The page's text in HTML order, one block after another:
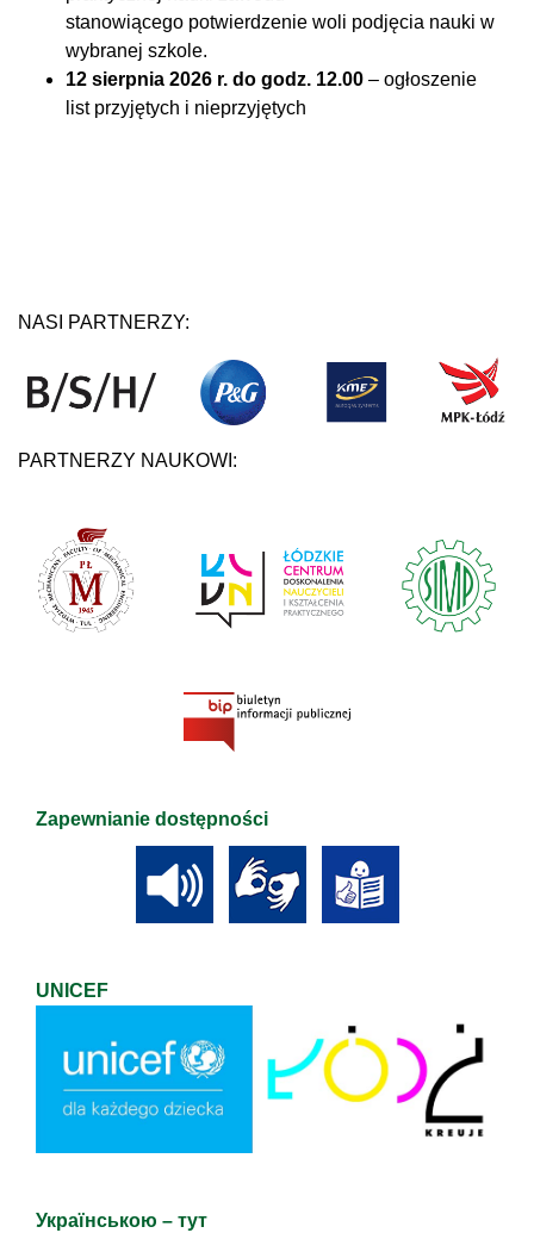
stanowiącego potwierdzenie woli podjęcia nauki w
wybranej szkole.
12 sierpnia 2026 r. do godz. 12.00 – ogłoszenie
list przyjętych i nieprzyjętych
NASI PARTNERZY:
PARTNERZY NAUKOWI:
Zapewnianie dostępności
UNICEF
Українською – тут